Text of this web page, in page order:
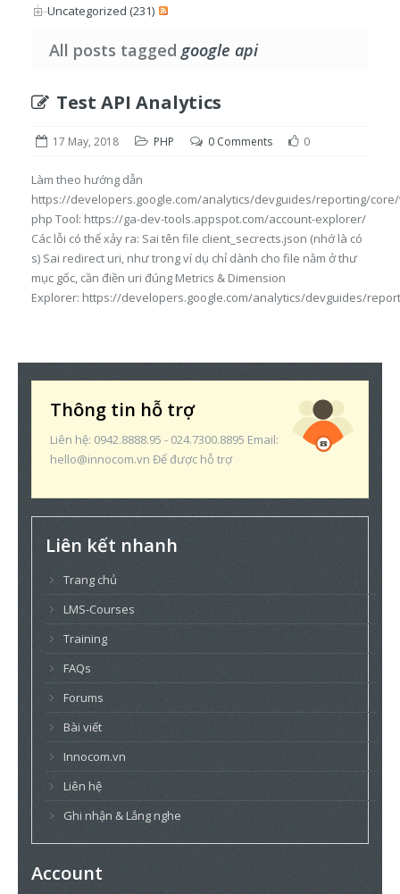
Uncategorized (231)
All posts tagged google api
Test API Analytics
17 May, 2018 PHP 0 Comments 0
Làm theo hướng dẫn
https://developers.google.com/analytics/devguides/reporting/
php Tool: https://ga-dev-tools.appspot.com/account-explorer/
Các lỗi có thể xảy ra: Sai tên file client_secrects.json (nhớ là có
s) Sai redirect uri, như trong ví dụ chỉ dành cho file nằm ở thư
mục gốc, cần điền uri đúng Metrics & Dimension
Explorer: https://developers.google.com/analytics/devguides/
Thông tin hỗ trợ
Liên hệ: 0942.8888.95 - 024.7300.8895 Email:
hello@innocom.vn Để được hỗ trợ
Liên kết nhanh
Trang chủ
LMS-Courses
Training
FAQs
Forums
Bài viết
Innocom.vn
Liên hệ
Ghi nhận & Lắng nghe
Account